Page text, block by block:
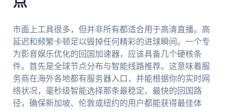
市面上工具很多，但并非所有都适合用于高清直播。高
延迟和频繁卡顿足以毁掉任何精彩的进球瞬间。一个专
为影音娱乐优化的回国加速器，应该具备几个硬核条
件。首先是全球节点分布与智能线路推荐。这意味着服
务商在海外各地都有服务器入口，并能根据你的实时网
络状况，毫秒级智能选择那条最稳定、最快的回国路
径，确保新加坡、伦敦或纽约的用户都能获得最佳体